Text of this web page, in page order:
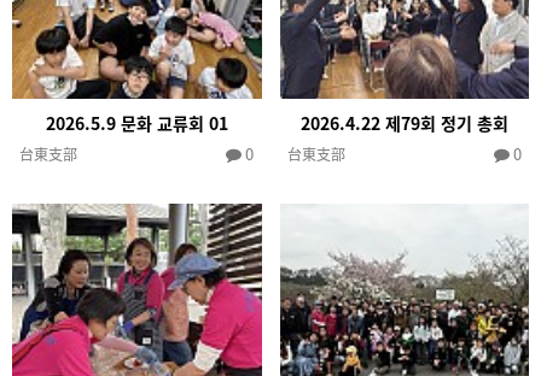
2026.5.9 문화 교류회 01
台東支部 0
2026.4.22 제79회 정기 총회
台東支部 0